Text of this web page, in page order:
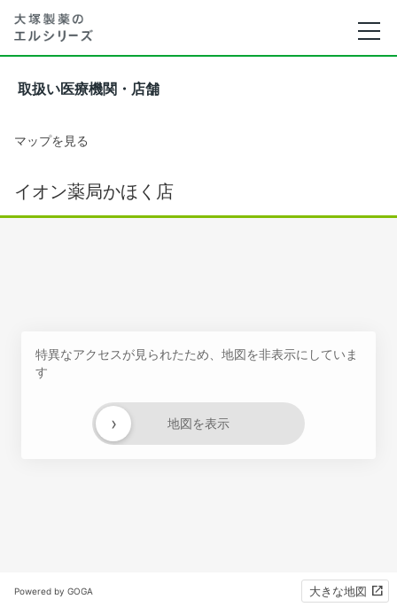
取扱い医療機関・店舗
マップを見る
イオン薬局かほく店
特異なアクセスが見られたため、地図を非表示にしていま
す
地図を表示
›
Powered by GOGA 大きな地図